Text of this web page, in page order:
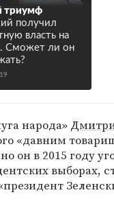
триумф
получил
власть на
Сможет ли он
народа»
«давним
он в 2015 году
выборах,